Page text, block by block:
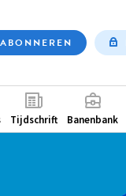
ABONNEREN
Tijdschrift Banenbank